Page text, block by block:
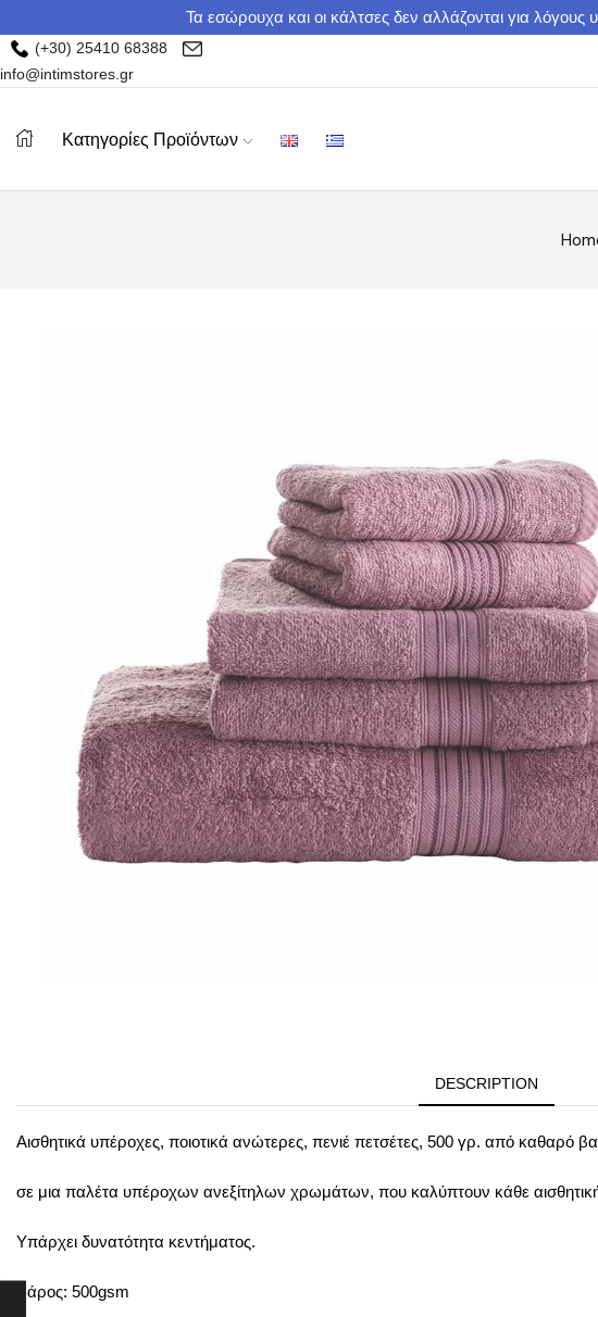
Τα εσώρουχα και οι κάλτσες δεν αλλάζονται για λόγους
(+30) 25410 68388
info@intimstores.gr
Κατηγορίες Προϊόντων
DESCRIPTION
Αισθητικά υπέροχες, ποιοτικά ανώτερες, πενιέ πετσέτες, 500 γρ. από καθαρό
σε μια παλέτα υπέροχων ανεξίτηλων χρωμάτων, που καλύπτουν κάθε
Υπάρχει δυνατότητα κεντήματος.
Βάρος: 500gsm